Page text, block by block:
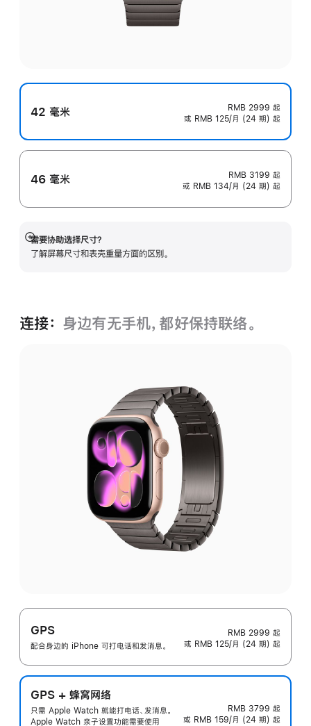
42 毫米 RMB 2999 起
或 RMB 125/月 (24 期) 起
46 毫米 RMB 3199 起
或 RMB 134/月 (24 期) 起
需要协助选择尺寸？
了解屏幕尺寸和表壳重量方面的区别。
展
开
连接： 身边有无手机，都好保持联络。
GPS
配合身边的 iPhone 可打电话和发消息。
RMB 2999 起
或 RMB 125/月 (24 期) 起
GPS + 蜂窝网络
只需 Apple Watch 就能打电话、发消息。
Apple Watch 亲子设置功能需要使用
RMB 3799 起
或 RMB 159/月 (24 期) 起